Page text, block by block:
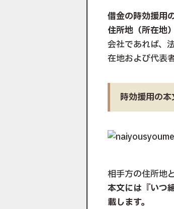
借金の時効援用
住所地（所在地
会社であれば、
在地および代表
時効援用の
相手方の住所地
本文には『いつ
載します。